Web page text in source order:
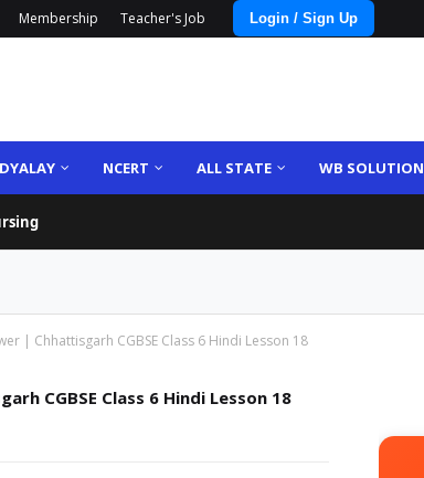
Membership Teacher's Job Login / Sign Up
NCERT ALL STATE WB SOLUTION
| Chhattisgarh CGBSE Class 6 Hindi Lesson 18
CGBSE Class 6 Hindi Lesson 18